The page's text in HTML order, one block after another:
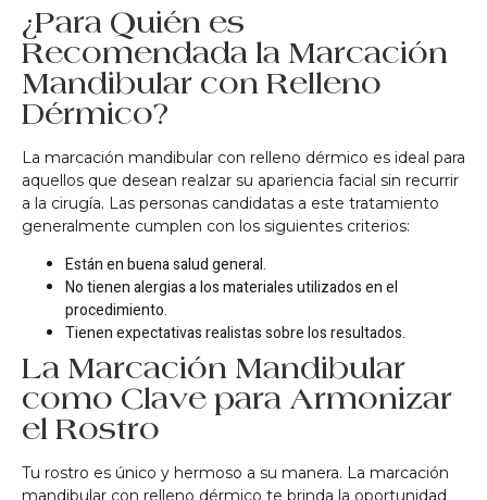
¿Para Quién es
Recomendada la Marcación
Mandibular con Relleno
Dérmico?
La marcación mandibular con relleno dérmico es ideal para
aquellos que desean realzar su apariencia facial sin recurrir
a la cirugía. Las personas candidatas a este tratamiento
generalmente cumplen con los siguientes criterios:
Están en buena salud general.
No tienen alergias a los materiales utilizados en el
procedimiento.
Tienen expectativas realistas sobre los resultados.
La Marcación Mandibular
como Clave para Armonizar
el Rostro
Tu rostro es único y hermoso a su manera. La marcación
mandibular con relleno dérmico te brinda la oportunidad